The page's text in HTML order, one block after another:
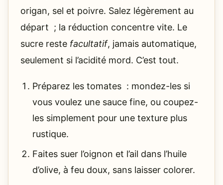
origan, sel et poivre. Salez légèrement au
départ ; la réduction concentre vite. Le
sucre reste facultatif, jamais automatique,
seulement si l’acidité mord. C’est tout.
Préparez les tomates : mondez-les si
vous voulez une sauce fine, ou coupez-
les simplement pour une texture plus
rustique.
Faites suer l’oignon et l’ail dans l’huile
d’olive, à feu doux, sans laisser colorer.